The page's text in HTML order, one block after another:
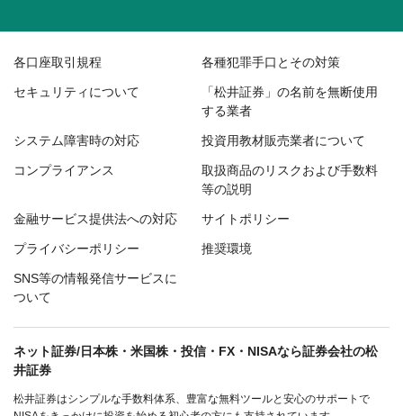
各口座取引規程 各種犯罪手口とその対策
セキュリティについて
「松井証券」の名前を無断使用
する業者
システム障害時の対応 投資用教材販売業者について
コンプライアンス
取扱商品のリスクおよび手数料
等の説明
金融サービス提供法への対応 サイトポリシー
プライバシーポリシー 推奨環境
SNS等の情報発信サービスに
ついて
ネット証券/日本株・米国株・投信・FX・NISAなら証券会社の松
井証券
松井証券はシンプルな手数料体系、豊富な無料ツールと安心のサポートで